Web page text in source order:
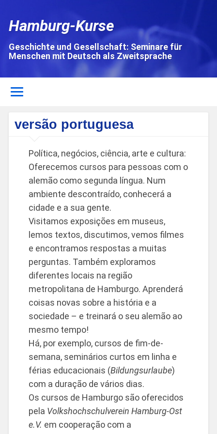
Hamburg-Kurse
Geschichte und Gesellschaft: Seminare für
Menschen mit Deutsch als Zweitsprache
versão portuguesa
Política, negócios, ciência, arte e cultura:
Oferecemos cursos para pessoas com o
alemão como segunda língua. Num
ambiente descontraído, conhecerá a
cidade e a sua gente.
Visitamos exposições em museus,
lemos textos, discutimos, vemos filmes
e encontramos respostas a muitas
perguntas. Também exploramos
diferentes locais na região
metropolitana de Hamburgo. Aprenderá
coisas novas sobre a história e a
sociedade – e treinará o seu alemão ao
mesmo tempo!
Há, por exemplo, cursos de fim-de-
semana, seminários curtos em linha e
férias educacionais (Bildungsurlaube)
com a duração de vários dias.
Os cursos de Hamburgo são oferecidos
pela Volkshochschulverein Hamburg-Ost
e.V. em cooperação com a